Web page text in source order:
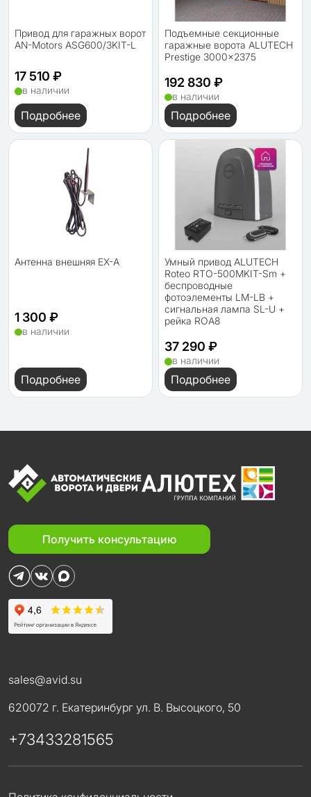
Привод для гаражных ворот
AN-Motors ASG600/3KIT-L
17 510 ₽
в наличии
Подробнее
Подъемные секционные
гаражные ворота ALUTECH
Prestige 3000×2375
192 830 ₽
в наличии
Подробнее
Антенна внешняя EX-A
1 300 ₽
в наличии
Подробнее
Умный привод ALUTECH
Roteo RTO-500MKIT-Sm +
беспроводные
фотоэлементы LM-LB +
сигнальная лампа SL-U +
рейка ROA8
37 290 ₽
в наличии
Подробнее
Получить консультацию
sales@avid.su
620072 г. Екатеринбург ул. В. Высоцкого, 50
+73433281565